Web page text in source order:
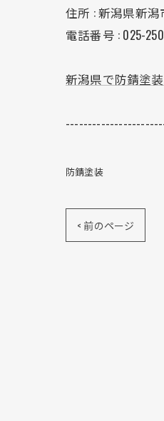
住所 : 新潟県新
電話番号 : 025-
新潟県で防錆塗
防錆塗装
< 前のページ